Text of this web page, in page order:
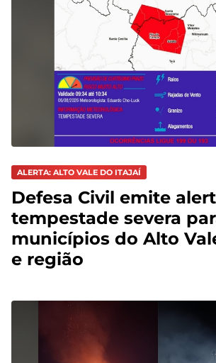
ALERTA: ALTO VALE DO ITAJAÍ
Defesa Civil emite
tempestade severa
municípios do Alto
e região